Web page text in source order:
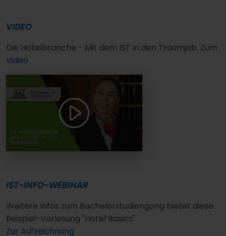
VIDEO
Die Hotelbranche - Mit dem IST in den Traumjob. Zum
Video
IST-INFO-WEBINAR
Weitere Infos zum Bachelorstudiengang bietet diese
Beispiel-Vorlesung "Hotel Basics".
Zur Aufzeichnung